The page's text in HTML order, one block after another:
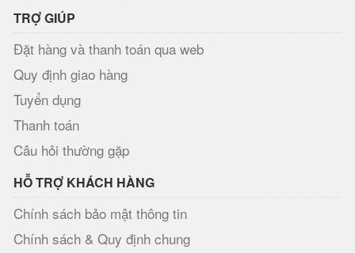
TRỢ GIÚP
Đặt hàng và thanh toán qua web
Quy định giao hàng
Tuyển dụng
Thanh toán
Câu hỏi thường gặp
HỖ TRỢ KHÁCH HÀNG
Chính sách bảo mật thông tin
Chính sách & Quy định chung